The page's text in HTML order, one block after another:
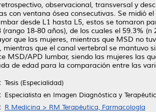
observacional, transversal y
con ventana ósea consecutivas. Se midió
desde L1 hasta L5, estos se tomaron
18-80 años), de los cuales el 59.3%
que las mujeres, mientras que MSD no
mientras que el canal vertebral se mantuvo
MSD/APD lumbar, siendo las mujeres las
de edad para la comparación entre las
Tesis (Especialidad)
Especialista en Imagen Diagnóstica y
R Medicina > RM Terapéutica, Farmacología